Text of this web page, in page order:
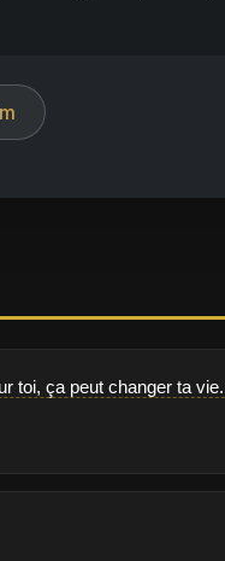
toi, ça peut changer ta